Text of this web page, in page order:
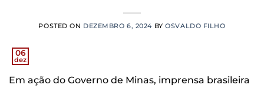
POSTED ON DEZEMBRO 6, 2024 BYOSVALDO FILHO
06
dez
Em ação do Governo de Minas, imprensa brasileira